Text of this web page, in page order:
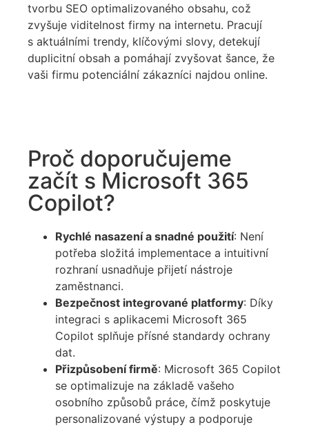
tvorbu SEO optimalizovaného obsahu, což
zvyšuje viditelnost firmy na internetu. Pracují
s aktuálními trendy, klíčovými slovy, detekují
duplicitní obsah a pomáhají zvyšovat šance, že
vaši firmu potenciální zákazníci najdou online.
Proč doporučujeme
začít s Microsoft 365
Copilot?
Rychlé nasazení a snadné použití: Není
potřeba složitá implementace a intuitivní
rozhraní usnadňuje přijetí nástroje
zaměstnanci.
Bezpečnost integrované platformy: Díky
integraci s aplikacemi Microsoft 365
Copilot splňuje přísné standardy ochrany
dat.
Přizpůsobení firmě: Microsoft 365 Copilot
se optimalizuje na základě vašeho
osobního způsobů práce, čímž poskytuje
personalizované výstupy a podporuje